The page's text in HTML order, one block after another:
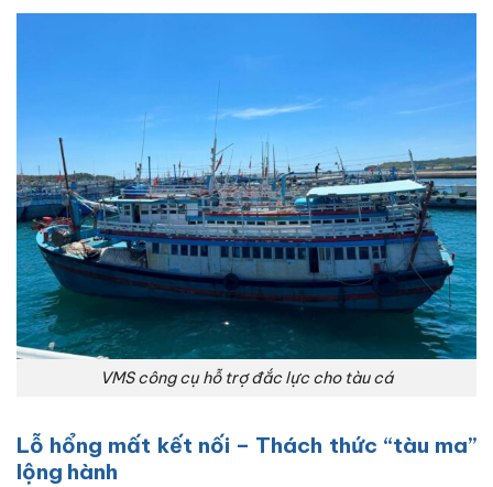
VMS công cụ hỗ trợ đắc lực cho tàu cá
Lỗ hổng mất kết nối – Thách thức “tàu ma”
lộng hành